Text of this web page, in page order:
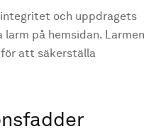
och uppdragets
på hemsidan. Larmen
för att säkerställa